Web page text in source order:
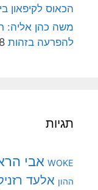
הכאוס לקיפאון
משה כהן אליה:
להפרעה בזהות 28
תגיות
WOKE אבי
ההון אלעד